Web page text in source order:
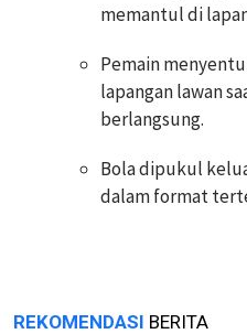
memantul di
Pemain
lapangan lawan
berlangsung.
Bola dipukul
dalam format
REKOMENDASI BERITA